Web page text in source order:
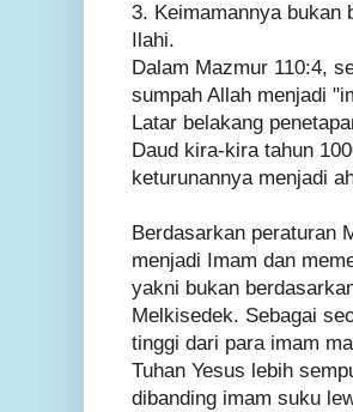
3. Keimamannya bukan
Ilahi.
Dalam Mazmur 110:4,
sumpah Allah menjadi
Latar belakang
Daud kira-kira tahun
keturunannya menjadi
Berdasarkan peraturan
menjadi Imam dan
yakni bukan
Melkisedek. Sebagai
tinggi dari para imam
Tuhan Yesus lebih
dibanding imam suku